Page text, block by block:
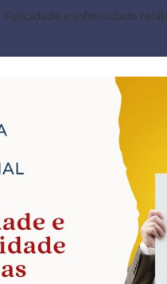
Felicidade e infelicidade